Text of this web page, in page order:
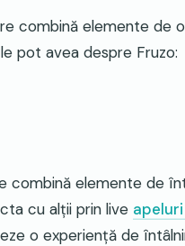
combină elemente de
pot avea despre Fruzo:
elemente de
cu alții prin live
o experiență de